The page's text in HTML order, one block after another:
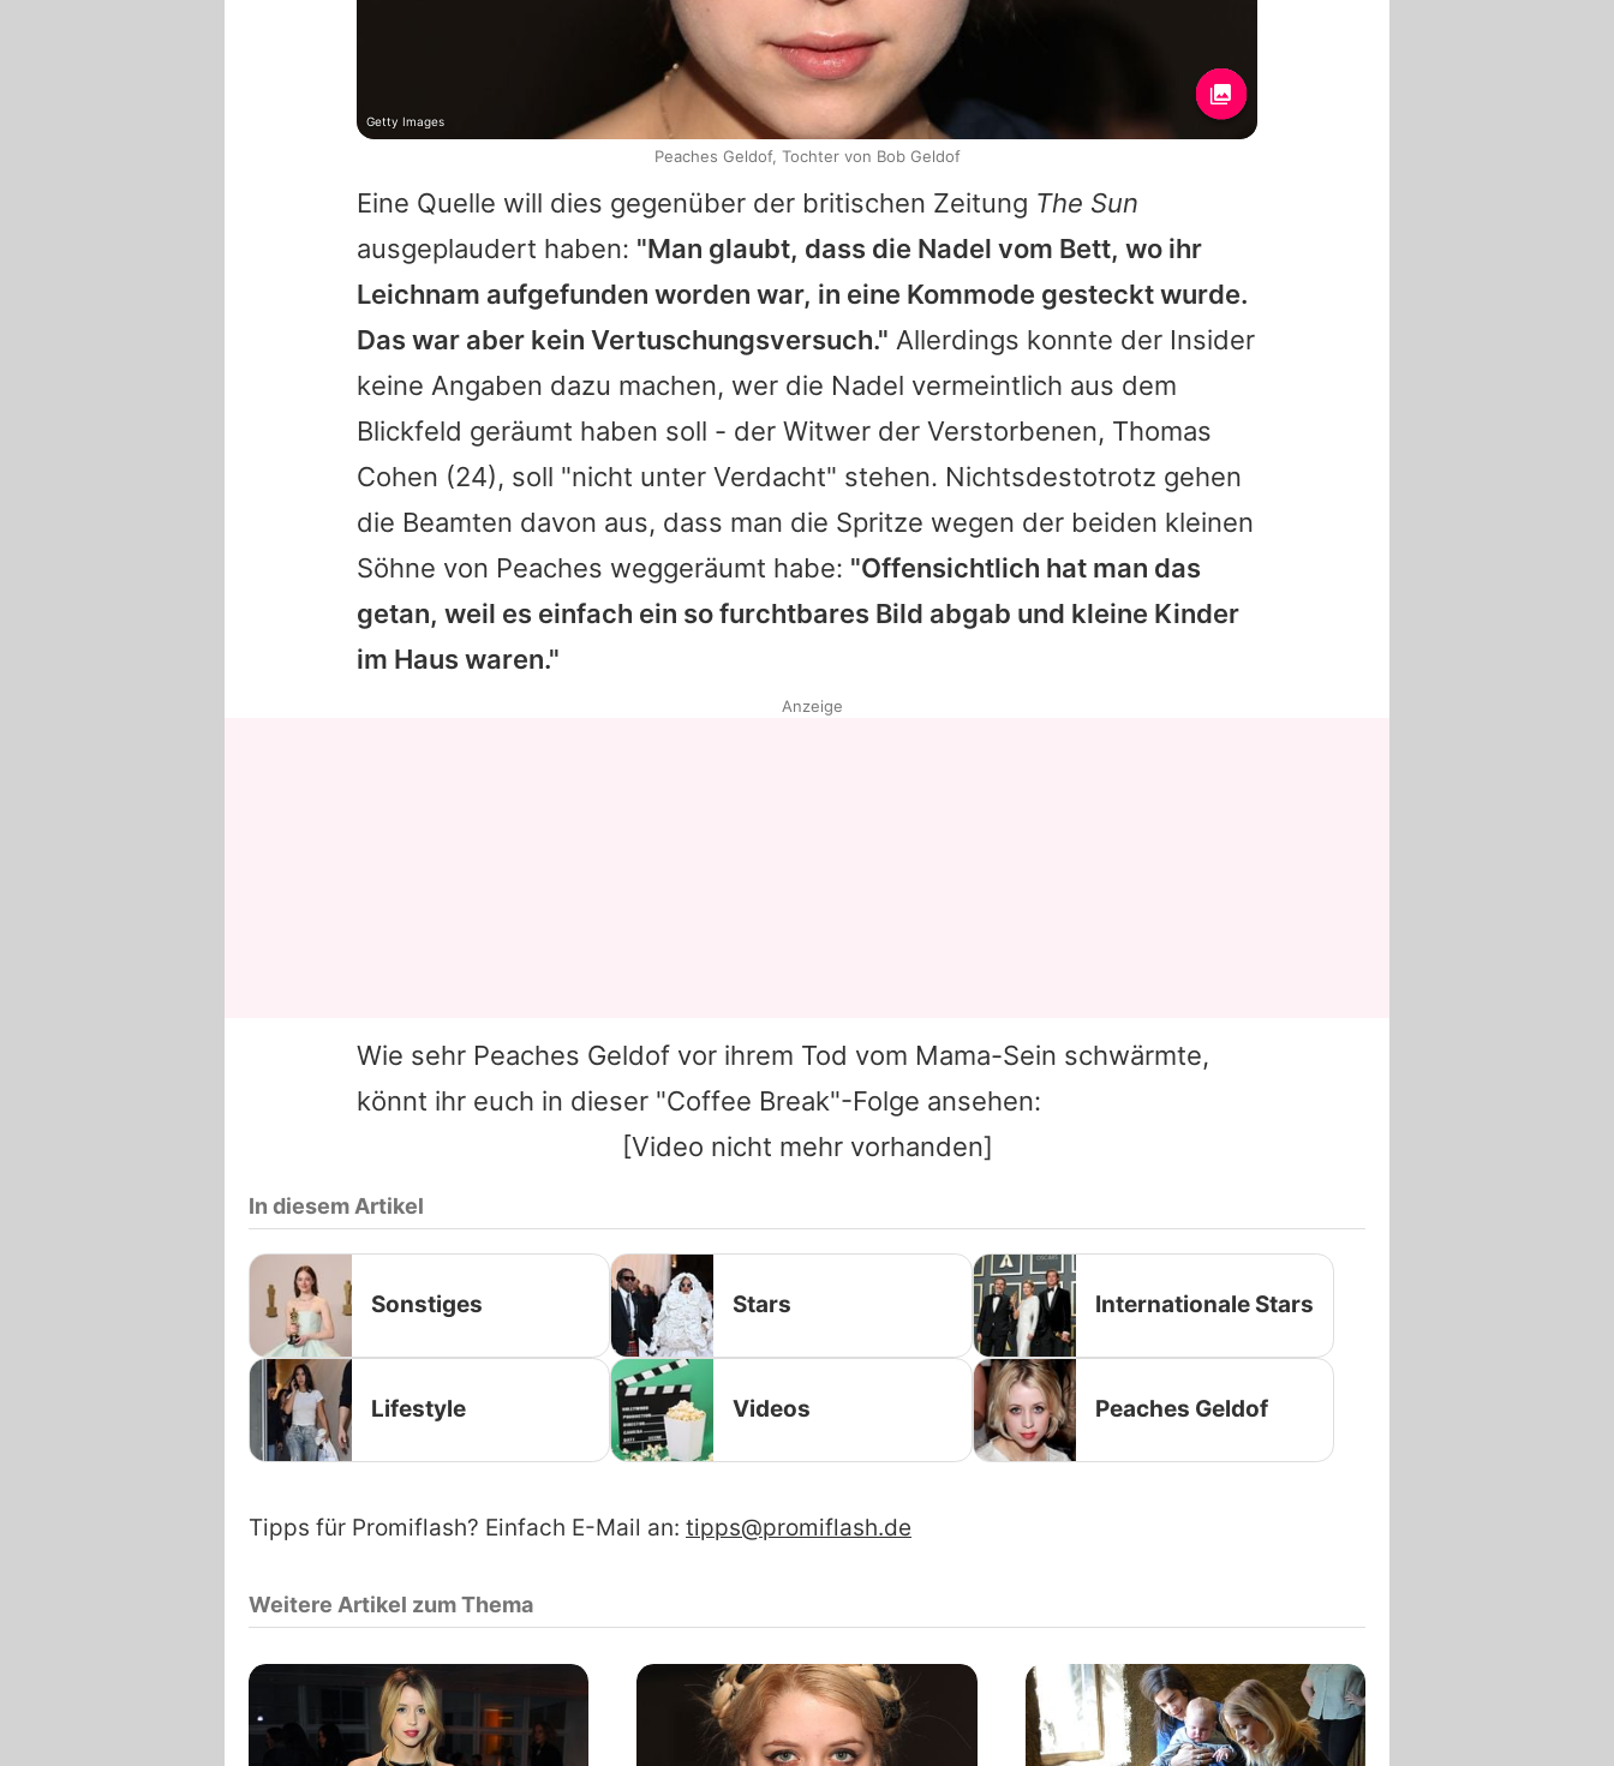
Eine Quelle will dies gegenüber der britischen Zeitung The Sun
ausgeplaudert haben: "Man glaubt, dass die Nadel vom Bett, wo ihr
Leichnam aufgefunden worden war, in eine Kommode gesteckt wurde.
Das war aber kein Vertuschungsversuch." Allerdings konnte der Insider
keine Angaben dazu machen, wer die Nadel vermeintlich aus dem
Blickfeld geräumt haben soll - der Witwer der Verstorbenen, Thomas
Cohen (24), soll "nicht unter Verdacht" stehen. Nichtsdestotrotz gehen
die Beamten davon aus, dass man die Spritze wegen der beiden kleinen
Söhne von Peaches weggeräumt habe: "Offensichtlich hat man das
getan, weil es einfach ein so furchtbares Bild abgab und kleine Kinder
im Haus waren."
Wie sehr Peaches Geldof vor ihrem Tod vom Mama-Sein schwärmte,
könnt ihr euch in dieser "Coffee Break"-Folge ansehen:
[Video nicht mehr vorhanden]
Getty Images
Peaches Geldof, Tochter von Bob Geldof
Anzeige
In diesem Artikel
Sonstiges Stars Internationale Stars
Lifestyle Videos Peaches Geldof
Tipps für Promiflash? Einfach E-Mail an: tipps@promiflash.de
Weitere Artikel zum Thema